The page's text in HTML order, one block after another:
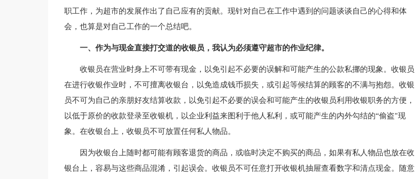
职工作，为超市的发展作出了自己应有的贡献。现针对自己在工作中遇到的问题谈谈自己的心得和体
会，也算是对自己工作的一个总结吧。
一、作为与现金直接打交道的收银员，我认为必须遵守超市的作业纪律。
收银员在营业时身上不可带有现金，以免引起不必要的误解和可能产生的公款私挪的现象。收银员
在进行收银作业时，不可擅离收银台，以免造成钱币损失，或引起等候结算的顾客的不满与抱怨。收银
员不可为自己的亲朋好友结算收款，以免引起不必要的误会和可能产生的收银员利用收银职务的方便，
以低于原价的收款登录至收银机，以企业利益来图利于他人私利，或可能产生的内外勾结的“偷盗"现
象。在收银台上，收银员不可放置任何私人物品。
因为收银台上随时都可能有顾客退货的商品，或临时决定不购买的商品，如果有私人物品也放在收
银台上，容易与这些商品混淆，引起误会。收银员不可任意打开收银机抽屉查看数字和清点现金。随意